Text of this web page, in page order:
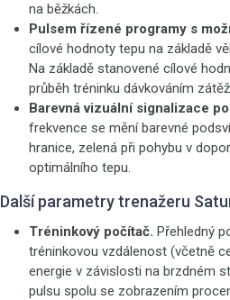
na běžkách.
Pulsem řízené programy s
cílové hodnoty tepu na základě
Na základě stanovené cílové
průběh tréninku dávkováním
Barevná vizuální signalizace
frekvence se mění barevné
hranice, zelená při pohybu v
optimálního tepu.
Další parametry trenažeru
Tréninkový počítač. Přehledný
tréninkovou vzdálenost (včetně
energie v závislosti na brzdném
pulsu spolu se zobrazením